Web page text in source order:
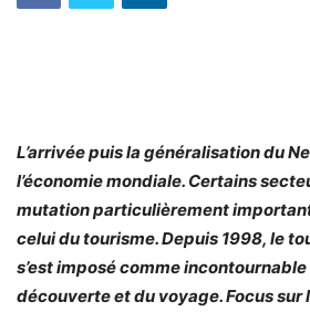
L’arrivée puis la généralisation du
l’économie mondiale. Certains
mutation particulièrement
celui du tourisme. Depuis 1998, le
s’est imposé comme incontournable
découverte et du voyage. Focus sur